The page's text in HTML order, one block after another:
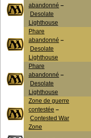
abandonné –
Desolate
Lighthouse
Phare
abandonné –
Desolate
Lighthouse
Phare
abandonné –
Desolate
Lighthouse
Zone de guerre
contestée –
Contested War
Zone